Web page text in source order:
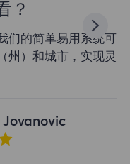
单易用系统可以帮
城市，实现灵活的